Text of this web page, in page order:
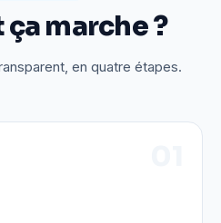
marche ?
en quatre étapes.